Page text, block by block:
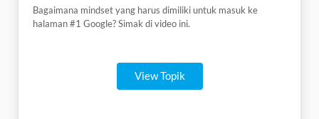
Bagaimana mindset yang harus dimiliki untuk masuk ke
halaman #1 Google? Simak di video ini.
View Topik